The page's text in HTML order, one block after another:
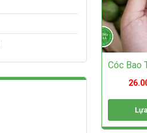
chọn
có
thể
được
chọn
trên
phẩm
Cóc Bao
Sản